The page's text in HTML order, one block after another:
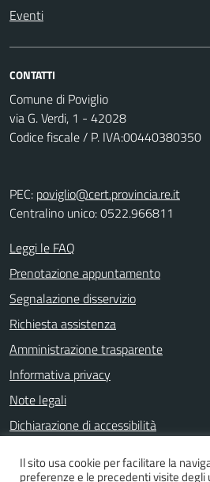
Eventi
CONTATTI
Comune di Poviglio
via G. Verdi, 1 - 42028
Codice fiscale / P. IVA:00440380350
PEC: poviglio@cert.provincia.re.it
Centralino unico: 0522.966811
Leggi le FAQ
Prenotazione appuntamento
Segnalazione disservizio
Richiesta assistenza
Amministrazione trasparente
Informativa privacy
Note legali
Dichiarazione di accessibilità
Il sito usa cookie per facilitare la
preferenze e le precedenti visite degli